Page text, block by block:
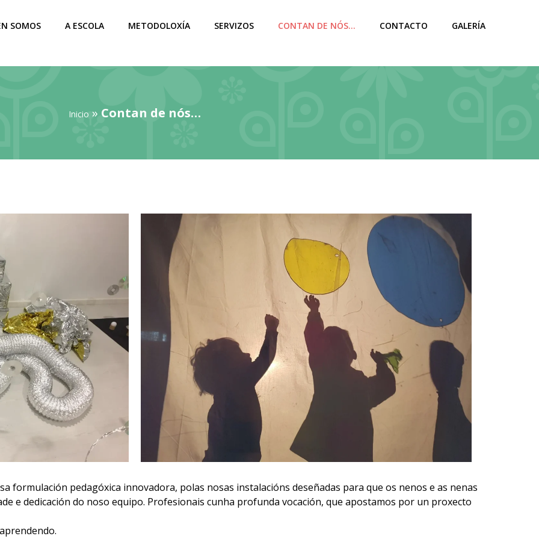
SOMOS A ESCOLA METODOLOXÍA SERVIZOS CONTAN DE NÓS… CONTACTO GALERÍA
Inicio » Contan de nós…
formulación pedagóxica innovadora, polas nosas instalacións deseñadas para que os nenos e as nenas
e dedicación do noso equipo. Profesionais cunha profunda vocación, que apostamos por un proxecto